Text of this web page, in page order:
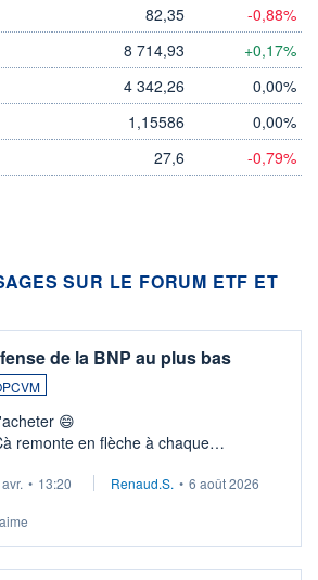
82,35 -0,88%
8 714,93 +0,17%
4 342,26 0,00%
1,15586 0,00%
27,6 -0,79%
SUR LE FORUM ETF ET
de la BNP au plus bas
😄​
remonte en flèche à chaque
terme tip top pour sa retraite.
• 13:20 Renaud.S. • 6 août 2026